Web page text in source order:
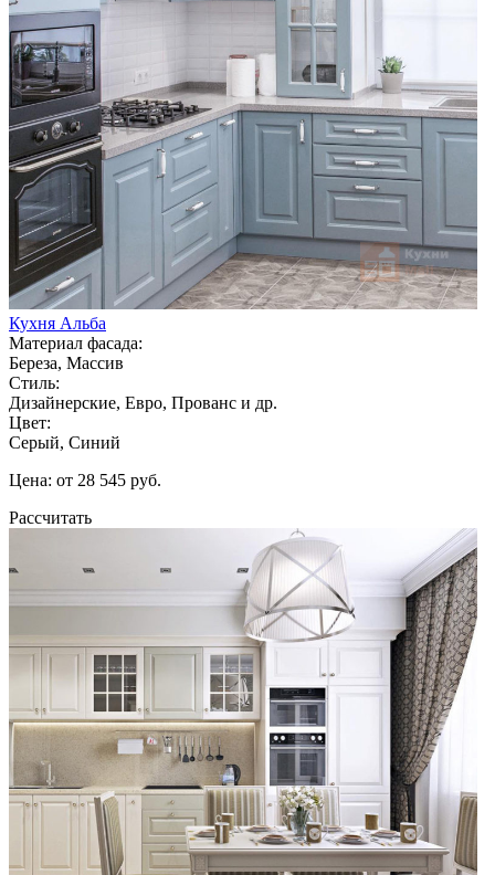
Кухня Альба
Материал фасада:
Береза, Массив
Стиль:
Дизайнерские, Евро, Прованс и др.
Цвет:
Серый, Синий
Цена: от 28 545 руб.
Рассчитать